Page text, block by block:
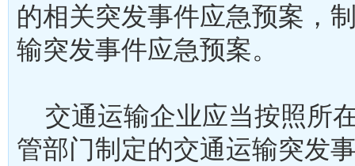
的相关突发事件应急预案，
输突发事件应急预案。
交通运输企业应当按照所
管部门制定的交通运输突发